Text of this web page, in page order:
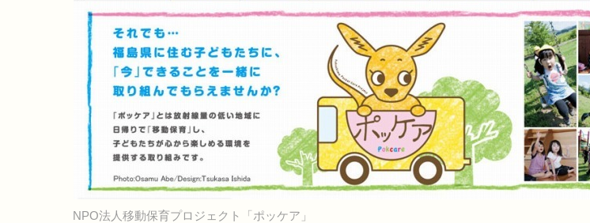
NPO法人移動保育プロジェクト「ポッケア」